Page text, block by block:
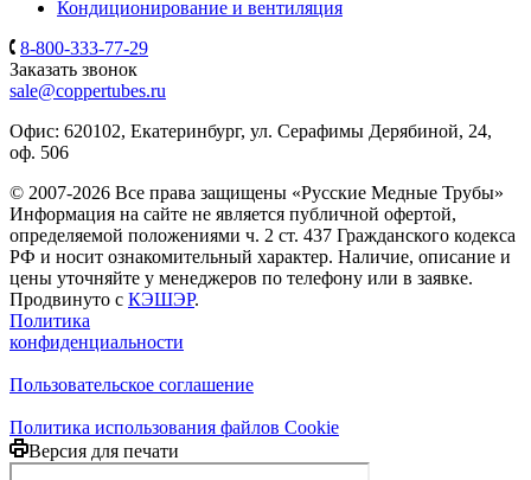
Кондиционирование и вентиляция
8-800-333-77-29
Заказать звонок
sale@coppertubes.ru
Офис: 620102, Екатеринбург, ул. Серафимы Дерябиной, 24,
оф. 506
© 2007-2026 Все права защищены «Русские Медные Трубы»
Информация на сайте не является публичной офертой,
определяемой положениями ч. 2 ст. 437 Гражданского кодекса
РФ и носит ознакомительный характер. Наличие, описание и
цены уточняйте у менеджеров по телефону или в заявке.
Продвинуто с КЭШЭР.
Политика
конфиденциальности
Пользовательское соглашение
Политика использования файлов Cookie
Версия для печати